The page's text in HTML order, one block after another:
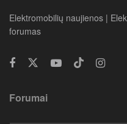
Elektromobilių naujienos |
forumas
Forumai